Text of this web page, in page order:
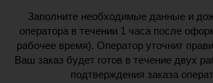
Заполните необходимые данные и
оператора в течении 1 часа после
рабочее время). Оператор уточнит
Ваш заказ будет готов в течение двух
подтверждения заказа